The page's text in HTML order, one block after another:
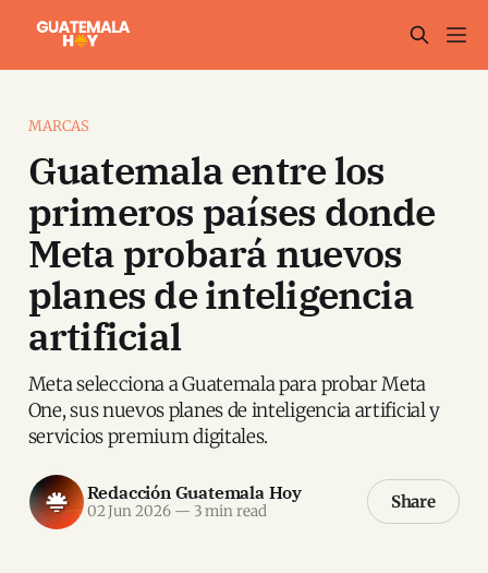
MARCAS
Guatemala entre los
primeros países donde
Meta probará nuevos
planes de inteligencia
artificial
Meta selecciona a Guatemala para probar Meta
One, sus nuevos planes de inteligencia artificial y
servicios premium digitales.
Redacción Guatemala Hoy
02 Jun 2026 — 3 min read Share